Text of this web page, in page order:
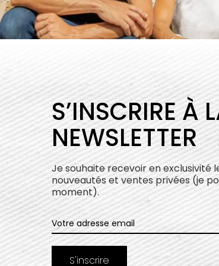
S’INSCRIRE À
NEWSLETTER
Je souhaite recevoir en exclusivité
nouveautés et ventes privées (je
moment).